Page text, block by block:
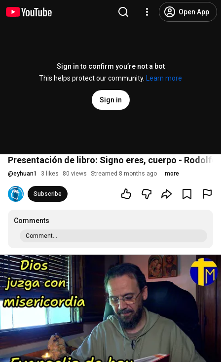
Open App
Sign in to confirm you’re not a bot
This helps protect our community.
Learn more
Sign in
Presentación de libro: Signo eres, cuerpo - Rodolfo
@eyhuan1 3 likes 80 views Streamed 8 months ago more
Subscribe
Comments
Comment...